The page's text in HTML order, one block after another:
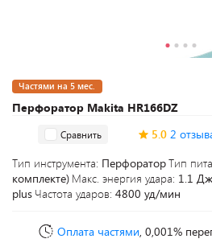
Перфоратор Makita HR166DZ
Частями на 5 мес.
Сравнить 5.0 2
Тип инструмента: ПерфораторТип
комплекте) Макс. энергия удара: 1.1 Дж
plus Частота ударов: 4800 уд/мин
Оплата частями, 0,001%